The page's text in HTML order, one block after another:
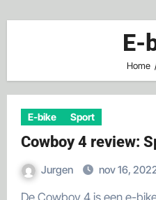
E-
Home
E-bike Sport
Cowboy 4 review:
Jurgen nov 16,
De Cowboy 4 is een e-bike die samen met de